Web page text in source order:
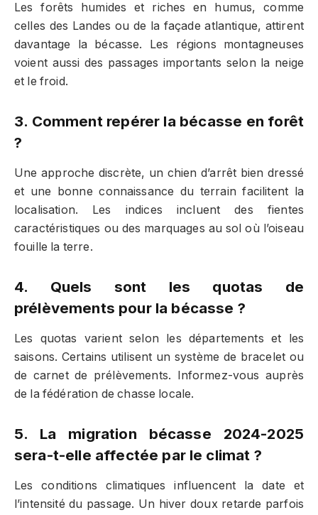
Les forêts humides et riches en humus, comme
celles des Landes ou de la façade atlantique, attirent
davantage la bécasse. Les régions montagneuses
voient aussi des passages importants selon la neige
et le froid.
3. Comment repérer la bécasse en forêt
?
Une approche discrète, un chien d’arrêt bien dressé
et une bonne connaissance du terrain facilitent la
localisation. Les indices incluent des fientes
caractéristiques ou des marquages au sol où l’oiseau
fouille la terre.
4. Quels sont les quotas de
prélèvements pour la bécasse ?
Les quotas varient selon les départements et les
saisons. Certains utilisent un système de bracelet ou
de carnet de prélèvements. Informez-vous auprès
de la fédération de chasse locale.
5. La migration bécasse 2024-2025
sera-t-elle affectée par le climat ?
Les conditions climatiques influencent la date et
l’intensité du passage. Un hiver doux retarde parfois